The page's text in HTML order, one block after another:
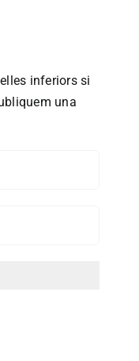
inferiors si
una